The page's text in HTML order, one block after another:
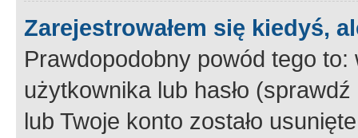
Zarejestrowałem się kiedyś,
Prawdopodobny powód tego to:
użytkownika lub hasło
lub Twoje konto zostało